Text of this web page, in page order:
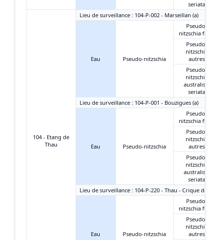
seriata
104 - Etang de
Thau
Lieu de surveillance : 104-P-002 - Marseillan (a)
Eau Pseudo-nitzschia
Pseudo-
nitzschia fines
Pseudo-
nitzschia
autres
Pseudo-
nitzschia
australis +
seriata
Lieu de surveillance : 104-P-001 - Bouzigues (a)
Eau Pseudo-nitzschia
Pseudo-
nitzschia fines
Pseudo-
nitzschia
autres
Pseudo-
nitzschia
australis +
seriata
Lieu de surveillance : 104-P-220 - Thau - Crique de
Eau Pseudo-nitzschia
Pseudo-
nitzschia fines
Pseudo-
nitzschia
autres